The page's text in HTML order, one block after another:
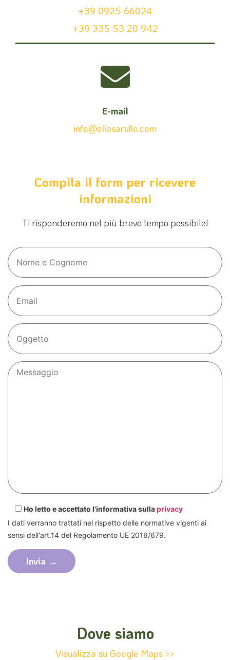
+39 0925 66024
+39 335 53 20 942‬
E-mail
info@oliosarullo.com
Compila il form per ricevere
informazioni
Ti risponderemo nel più breve tempo possibile!
Ho letto e accettato l'informativa sullaprivacy
I dati verranno trattati nel rispetto delle normative vigenti ai
sensi dell'art.14 del Regolamento UE 2016/679.
Dove siamo
Visualizza su Google Maps >>